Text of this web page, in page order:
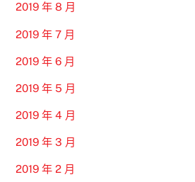
2019 年 8 月
2019 年 7 月
2019 年 6 月
2019 年 5 月
2019 年 4 月
2019 年 3 月
2019 年 2 月